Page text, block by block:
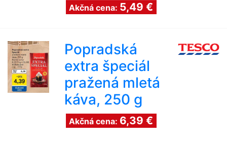
Akčná cena: 5,49 €
Popradská
extra špeciál
pražená mletá
káva, 250 g
Akčná cena: 6,39 €